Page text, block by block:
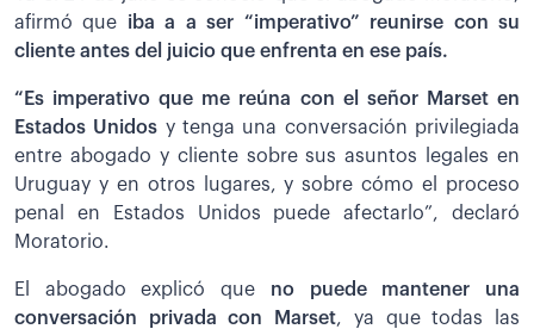
afirmó que iba a a ser “imperativo” reunirse con su
cliente antes del juicio que enfrenta en ese país.
“Es imperativo que me reúna con el señor Marset en
Estados Unidos y tenga una conversación privilegiada
entre abogado y cliente sobre sus asuntos legales en
Uruguay y en otros lugares, y sobre cómo el proceso
penal en Estados Unidos puede afectarlo”, declaró
Moratorio.
El abogado explicó que no puede mantener una
conversación privada con Marset, ya que todas las